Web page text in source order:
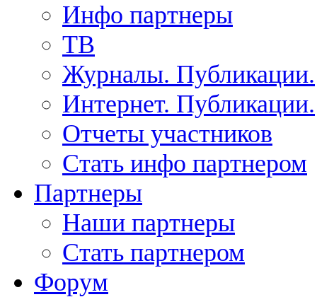
Инфо партнеры
ТВ
Журналы. Публикации.
Интернет. Публикации.
Отчеты участников
Стать инфо партнером
Партнеры
Наши партнеры
Стать партнером
Форум